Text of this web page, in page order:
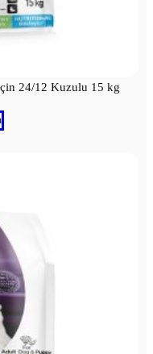
24/12 Kuzulu 15 kg